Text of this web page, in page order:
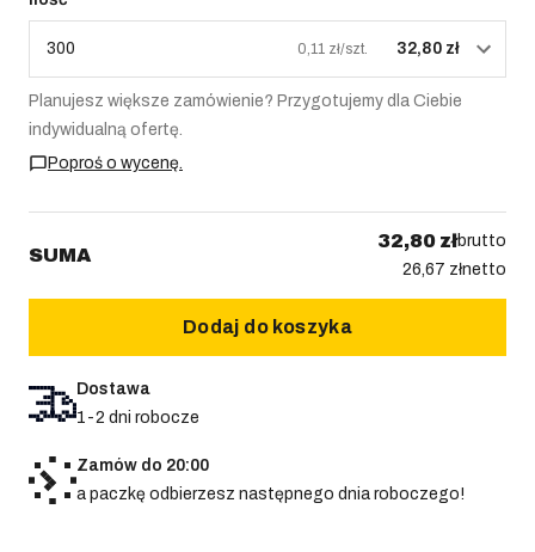
300 0,11 zł/szt. 32,80 zł
Planujesz większe zamówienie? Przygotujemy dla Ciebie
indywidualną ofertę.
Poproś o wycenę.
SUMA
32,80 złbrutto
26,67 złnetto
Dodaj do koszyka
Dostawa
1-2 dni robocze
Zamów do 20:00
a paczkę odbierzesz następnego dnia roboczego!